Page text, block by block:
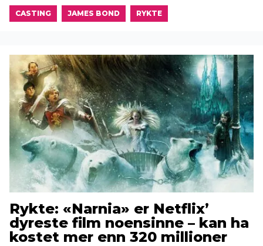
CASTING JAMES BOND RYKTE
Rykte: «Narnia» er Netflix’
dyreste film noensinne – kan ha
kostet mer enn 320 millioner